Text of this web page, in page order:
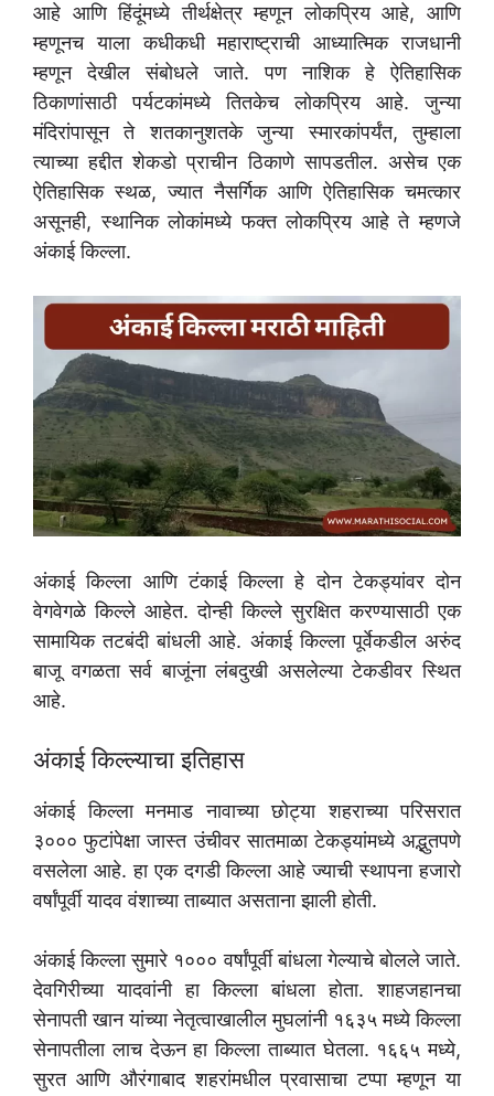
आहे आणि हिंदूंमध्ये तीर्थक्षेत्र म्हणून लोकप्रिय आहे, आणि
म्हणूनच याला कधीकधी महाराष्ट्राची आध्यात्मिक राजधानी
म्हणून देखील संबोधले जाते. पण नाशिक हे ऐतिहासिक
ठिकाणांसाठी पर्यटकांमध्ये तितकेच लोकप्रिय आहे. जुन्या
मंदिरांपासून ते शतकानुशतके जुन्या स्मारकांपर्यंत, तुम्हाला
त्याच्या हद्दीत शेकडो प्राचीन ठिकाणे सापडतील. असेच एक
ऐतिहासिक स्थळ, ज्यात नैसर्गिक आणि ऐतिहासिक चमत्कार
असूनही, स्थानिक लोकांमध्ये फक्त लोकप्रिय आहे ते म्हणजे
अंकाई किल्ला.
अंकाई किल्ला आणि टंकाई किल्ला हे दोन टेकड्यांवर दोन
वेगवेगळे किल्ले आहेत. दोन्ही किल्ले सुरक्षित करण्यासाठी एक
सामायिक तटबंदी बांधली आहे. अंकाई किल्ला पूर्वेकडील अरुंद
बाजू वगळता सर्व बाजूंना लंबदुखी असलेल्या टेकडीवर स्थित
आहे.
अंकाई किल्ल्याचा इतिहास
अंकाई किल्ला मनमाड नावाच्या छोट्या शहराच्या परिसरात
३००० फुटांपेक्षा जास्त उंचीवर सातमाळा टेकड्यांमध्ये अद्भुतपणे
वसलेला आहे. हा एक दगडी किल्ला आहे ज्याची स्थापना हजारो
वर्षांपूर्वी यादव वंशाच्या ताब्यात असताना झाली होती.
अंकाई किल्ला सुमारे १००० वर्षांपूर्वी बांधला गेल्याचे बोलले जाते.
देवगिरीच्या यादवांनी हा किल्ला बांधला होता. शाहजहानचा
सेनापती खान यांच्या नेतृत्वाखालील मुघलांनी १६३५ मध्ये किल्ला
सेनापतीला लाच देऊन हा किल्ला ताब्यात घेतला. १६६५ मध्ये,
सुरत आणि औरंगाबाद शहरांमधील प्रवासाचा टप्पा म्हणून या